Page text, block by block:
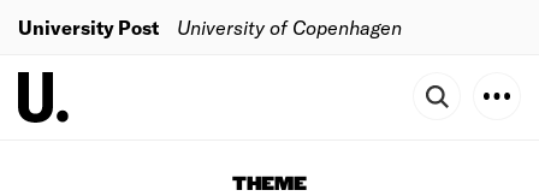
University Post University of Copenhagen
THEME